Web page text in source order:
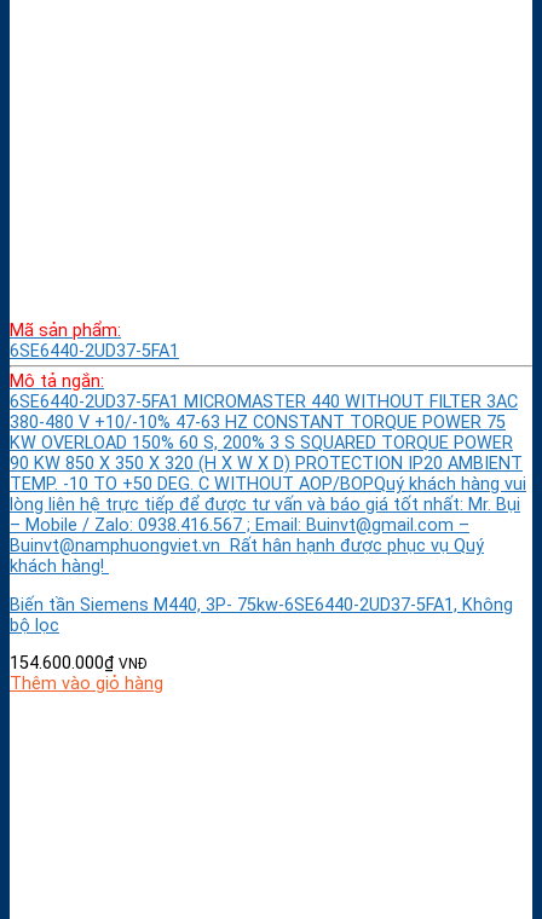
Mã sản phẩm:
6SE6440-2UD37-5FA1
Mô tả ngắn:
6SE6440-2UD37-5FA1 MICROMASTER 440 WITHOUT FILTER 3AC
380-480 V +10/-10% 47-63 HZ CONSTANT TORQUE POWER 75
KW OVERLOAD 150% 60 S, 200% 3 S SQUARED TORQUE POWER
90 KW 850 X 350 X 320 (H X W X D) PROTECTION IP20 AMBIENT
TEMP. -10 TO +50 DEG. C WITHOUT AOP/BOPQuý khách hàng vui
lòng liên hệ trực tiếp để được tư vấn và báo giá tốt nhất: Mr. Bụi
– Mobile / Zalo: 0938.416.567 ; Email: Buinvt@gmail.com –
Buinvt@namphuongviet.vn Rất hân hạnh được phục vụ Quý
khách hàng!
Biến tần Siemens M440, 3P- 75kw-6SE6440-2UD37-5FA1, Không
bộ lọc
154.600.000₫ VNĐ
Thêm vào giỏ hàng